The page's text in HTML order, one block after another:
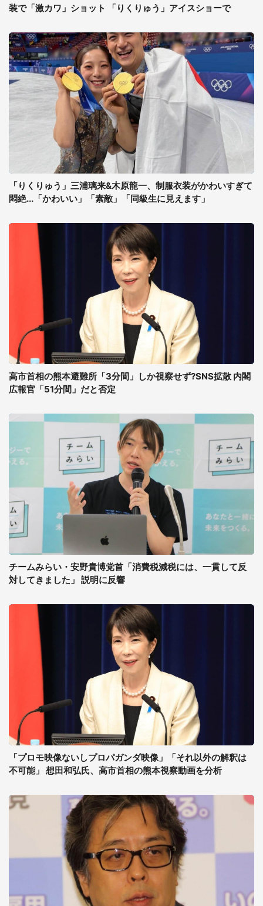
装で「激カワ」ショット 「りくりゅう」アイスショーで
「りくりゅう」三浦璃来&木原龍一、制服衣装がかわいすぎて
悶絶...「かわいい」「素敵」「同級生に見えます」
高市首相の熊本避難所「3分間」しか視察せず?SNS拡散 内閣
広報官「51分間」だと否定
チームみらい・安野貴博党首「消費税減税には、一貫して反
対してきました」 説明に反響
「プロモ映像ないしプロパガンダ映像」「それ以外の解釈は
不可能」 想田和弘氏、高市首相の熊本視察動画を分析